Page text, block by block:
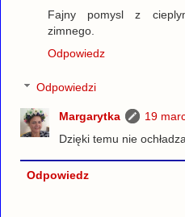
Fajny pomysl z
zimnego.
Odpowiedz
Odpowiedzi
Margarytka
19
Dzięki temu nie
Odpowiedz